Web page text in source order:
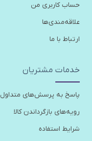
حساب کاربری من
علاقه‌مندی‌ها
ارتباط با ما
خدمات مشتریان
پاسخ به پرسش‌های متداول
رویه‌های بازگرداندن کالا
شرایط استفاده